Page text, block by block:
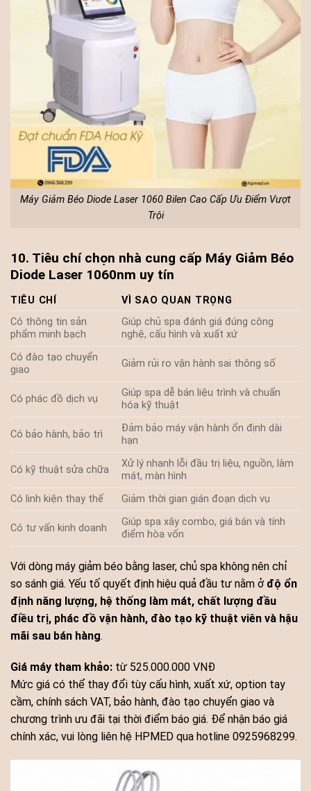
Máy Giảm Béo Diode Laser 1060 Bilen Cao Cấp Ưu Điểm Vượt
Trội
10. Tiêu chí chọn nhà cung cấp Máy Giảm Béo
Diode Laser 1060nm uy tín
TIÊU CHÍ
VÌ SAO QUAN TRỌNG
Có thông tin sản
phẩm minh bạch
Giúp chủ spa đánh giá đúng công
nghệ, cấu hình và xuất xứ
Có đào tạo chuyển
giao
Giảm rủi ro vận hành sai thông số
Có phác đồ dịch vụ
Giúp spa dễ bán liệu trình và chuẩn
hóa kỹ thuật
Có bảo hành, bảo trì
Đảm bảo máy vận hành ổn định dài
hạn
Có kỹ thuật sửa chữa
Xử lý nhanh lỗi đầu trị liệu, nguồn, làm
mát, màn hình
Có linh kiện thay thế
Giảm thời gian gián đoạn dịch vụ
Có tư vấn kinh doanh
Giúp spa xây combo, giá bán và tính
điểm hòa vốn
Với dòng máy giảm béo bằng laser, chủ spa không nên chỉ
so sánh giá. Yếu tố quyết định hiệu quả đầu tư nằm ở độ ổn
định năng lượng, hệ thống làm mát, chất lượng đầu
điều trị, phác đồ vận hành, đào tạo kỹ thuật viên và hậu
mãi sau bán hàng.
Giá máy tham khảo: từ 525.000.000 VNĐ
Mức giá có thể thay đổi tùy cấu hình, xuất xứ, option tay
cầm, chính sách VAT, bảo hành, đào tạo chuyển giao và
chương trình ưu đãi tại thời điểm báo giá. Để nhận báo giá
chính xác, vui lòng liên hệ HPMED qua hotline 0925968299.